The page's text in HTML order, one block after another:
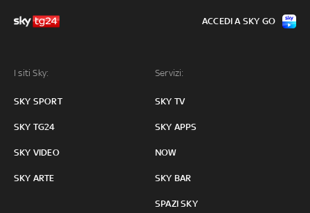
I siti Sky:
SKY SPORT
SKY TG24
SKY VIDEO
SKY ARTE
Servizi:
SKY TV
SKY APPS
NOW
SKY BAR
SPAZI SKY
ACCEDI A SKY GO